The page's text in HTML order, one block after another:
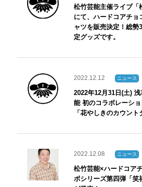
松竹芸能主催ライブ「
にて、ハードコアチョ
ャツを販売決定！総勢
定グッズです。
2022.12.12 ニュース
2022年12月31日(土)
能 初のコラボレーシ
「花やしきのカウント
2022.12.08 ニュース
松竹芸能×ハードコア
ボシリーズ第四弾「笑